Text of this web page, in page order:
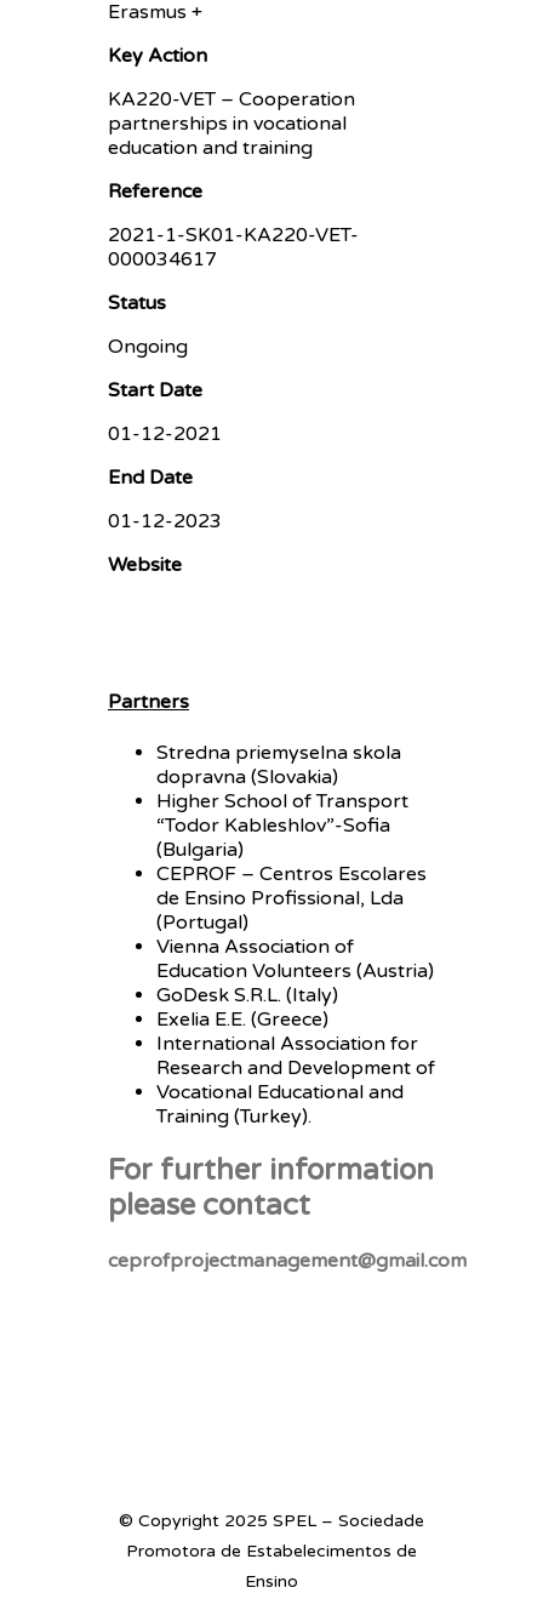
Erasmus +
Key Action
KA220-VET – Cooperation
partnerships in vocational
education and training
Reference
2021-1-SK01-KA220-VET-
000034617
Status
Ongoing
Start Date
01-12-2021
End Date
01-12-2023
Website
Partners
Stredna priemyselna skola
dopravna (Slovakia)
Higher School of Transport
“Todor Kableshlov”-Sofia
(Bulgaria)
CEPROF – Centros Escolares
de Ensino Profissional, Lda
(Portugal)
Vienna Association of
Education Volunteers (Austria)
GoDesk S.R.L. (Italy)
Exelia E.E. (Greece)
International Association for
Research and Development of
Vocational Educational and
Training (Turkey).
For further information
please contact
ceprofprojectmanagement@gmail.com
© Copyright 2025 SPEL – Sociedade
Promotora de Estabelecimentos de
Ensino